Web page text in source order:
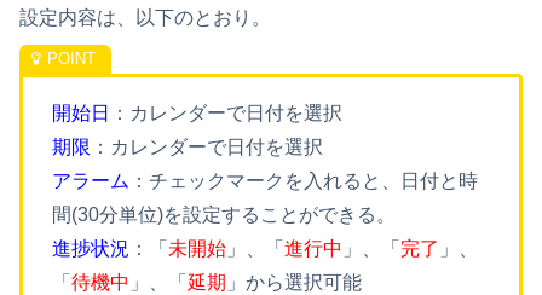
設定内容は、以下のとおり。
開始日
：カレンダーで日付を選択
期限 ：カレンダーで日付を選択
アラーム ：チェックマークを入れると、日付と時
間(30分単位)を設定することができる。
進捗状況 ：「 未開始 」、「 進行中 」、「 完了 」、
「 待機中 」、「 延期 」から選択可能